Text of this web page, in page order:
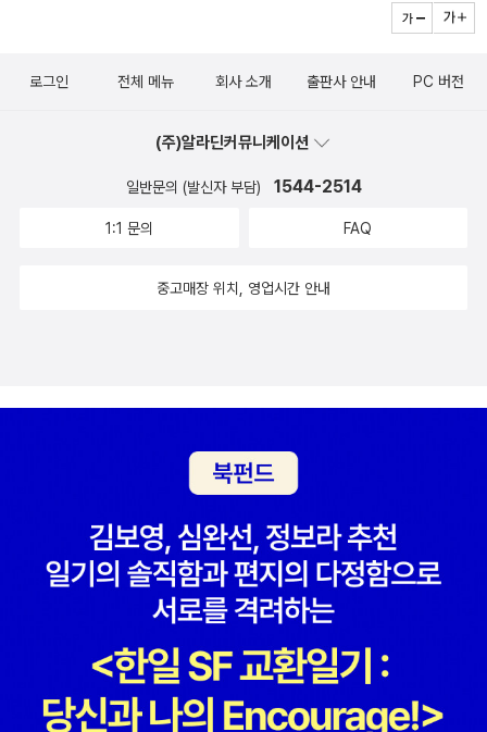
로그인 전체 메뉴 회사 소개 출판사 안내 PC 버전
(주)알라딘커뮤니케이션
일반문의 (발신자 부담) 1544-2514
1:1 문의 FAQ
중고매장 위치, 영업시간 안내